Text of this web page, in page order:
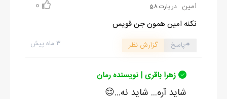
امین در پارت 58 0
نکنه امین همون جن قویس
۳ ماه پیش پاسخ گزارش نظر
زهرا باقری | نویسنده رمان
شاید آره... شاید نه...😌